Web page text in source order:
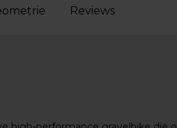
Reviews